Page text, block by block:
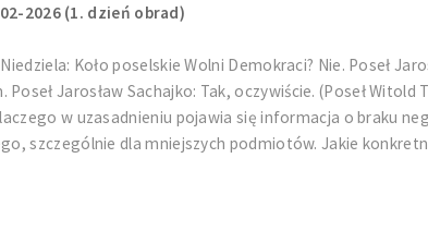
2026 (1. dzień obrad)
Koło poselskie Wolni Demokraci? Nie. Poseł
Jarosław Sachajko: Tak, oczywiście. (Poseł
w uzasadnieniu pojawia się informacja o braku
szczególnie dla mniejszych podmiotów. Jakie